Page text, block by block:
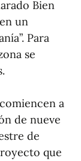
Bien
un
Para
se
a
de nueve
de
que